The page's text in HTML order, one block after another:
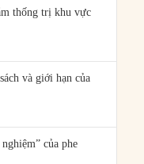
thống trị khu vực
và giới hạn của
của phe